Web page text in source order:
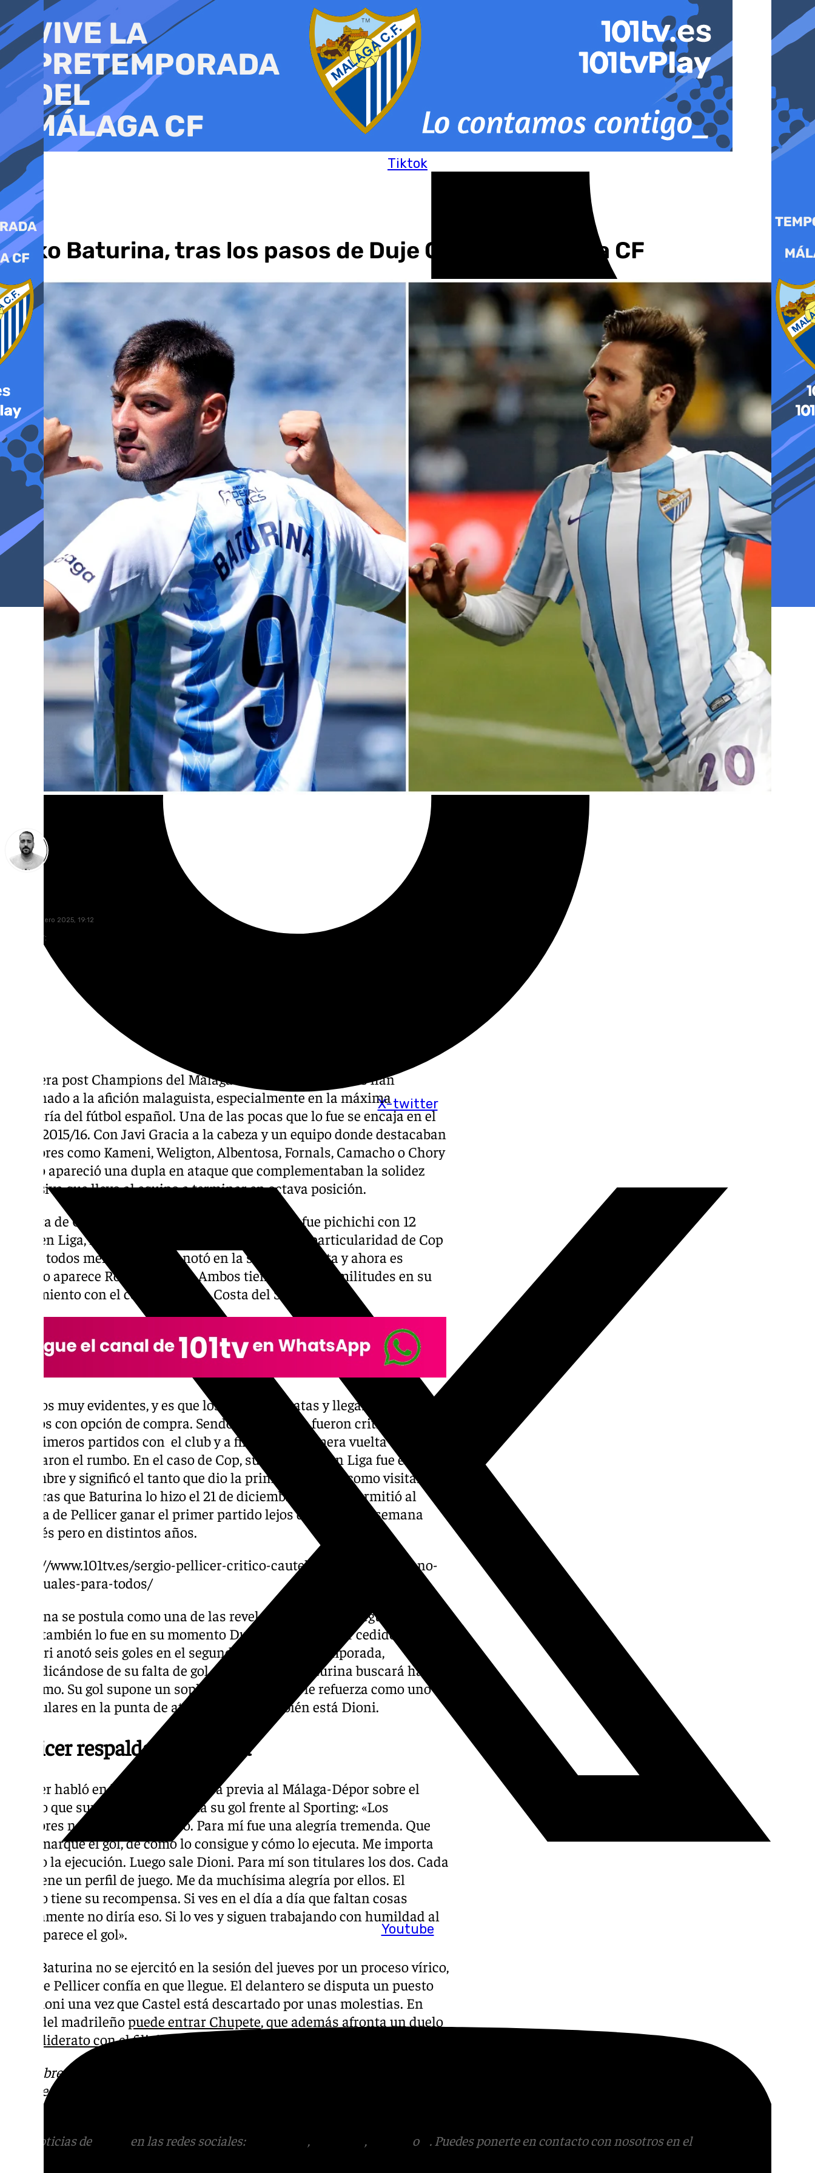
al
contenido
Tiktok
X-twitter
Youtube
Roko Baturina, tras los pasos de Duje Cop en el Málaga CF
jueves, 9 enero 2025, 19:12
Compartir:
En la era post Champions del Málaga CF pocas temporadas han
ilusionado a la afición malaguista, especialmente en la máxima
categoría del fútbol español. Una de las pocas que lo fue se encaja en el
curso 2015/16. Con Javi Gracia a la cabeza y un equipo donde destacaban
jugadores como Kameni, Weligton, Albentosa, Fornals, Camacho o Chory
Castro apareció una dupla en ataque que complementaban la solidez
defensiva que llevo al equipo a terminar en octava posición.
Se trata de Charles Dias y Duje Cop. El brasileño fue pichichi con 12
goles en Liga, mientras que el segundo anotó 7. La particularidad de Cop
es que todos menos uno los anotó en la segunda vuelta y ahora es
cuando aparece Roko Baturina. Ambos tienen varias similitudes en su
rendimiento con el conjunto de la Costa del Sol.
Hay dos muy evidentes, y es que los dos son croatas y llegaron al Málaga
cedidos con opción de compra. Sendos futbolistas fueron criticados en
sus primeros partidos con el club y a final de la primera vuelta
retomaron el rumbo. En el caso de Cop, su primer gol en Liga fue el 13 de
diciembre y significó el tanto que dio la primera victoria como visitante,
mientras que Baturina lo hizo el 21 de diciembre y su gol permitió al
Málaga de Pellicer ganar el primer partido lejos de casa; una semana
después pero en distintos años.
https://www.101tv.es/sergio-pellicer-critico-cautelar-barca-normas-no-
son-iguales-para-todos/
Baturina se postula como una de las revelaciones para la segunda vuelta,
como también lo fue en su momento Duje Cop. El jugador cedido por el
Cagliari anotó seis goles en el segundo tramo de la temporada,
reivindicándose de su falta de gol en el primero. Baturina buscará hacer
lo mismo. Su gol supone un soplo de aire fresco y le refuerza como uno de
los titulares en la punta de ataque, donde también está Dioni.
Pellicer respalda a Baturina
Pellicer habló en la rueda de prensa previa al Málaga-Dépor sobre el
respiro que supone para el croata su gol frente al Sporting: «Los
jugadores necesitan su tiempo. Para mí fue una alegría tremenda. Que
Roko marque el gol, de cómo lo consigue y cómo lo ejecuta. Me importa
mucho la ejecución. Luego sale Dioni. Para mí son titulares los dos. Cada
uno tiene un perfil de juego. Me da muchísima alegría por ellos. El
trabajo tiene su recompensa. Si ves en el día a día que faltan cosas
seguramente no diría eso. Si lo ves y siguen trabajando con humildad al
final aparece el gol».
Roko Baturina no se ejercitó en la sesión del jueves por un proceso vírico,
aunque Pellicer confía en que llegue. El delantero se disputa un puesto
con Dioni una vez que Castel está descartado por unas molestias. En
lugar del madrileñopuede entrar Chupete, que además afronta un duelo
por el liderato con el filial al día siguiente
Descubre más noticias de 101Tv en las redes
sociales:
con nosotros en el correo
Más noticias de en las redes sociales: , , o
. Puedes ponerte en contacto con nosotros en el